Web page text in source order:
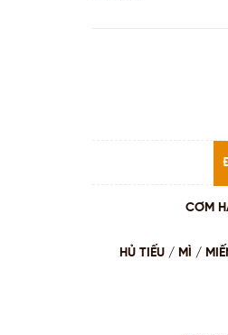
CƠM
HỦ TIẾU / MÌ /